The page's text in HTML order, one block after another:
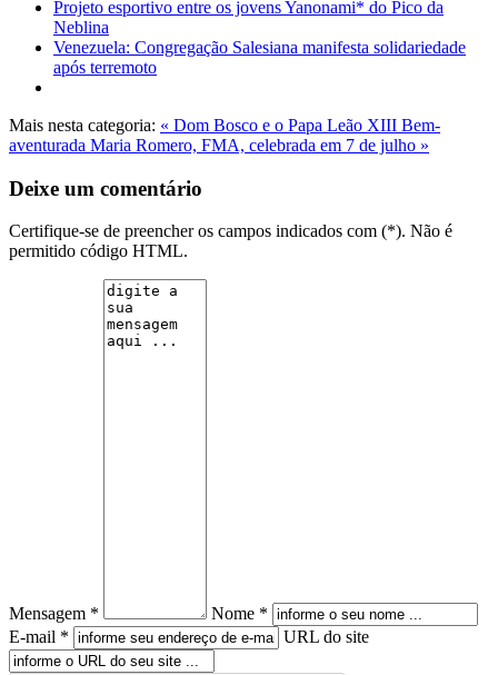
Projeto esportivo entre os jovens Yanonami* do Pico da
Neblina
Venezuela: Congregação Salesiana manifesta solidariedade
após terremoto
Mais nesta categoria: « Dom Bosco e o Papa Leão XIII Bem-
aventurada Maria Romero, FMA, celebrada em 7 de julho »
Deixe um comentário
Certifique-se de preencher os campos indicados com (*). Não é
permitido código HTML.
Mensagem *
Nome *
E-mail *
URL do site